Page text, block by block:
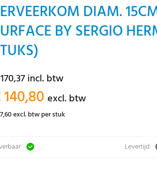
DIAM.
BY SERGIO
incl. btw
excl. btw
excl. btw per stuk
Levertijd: